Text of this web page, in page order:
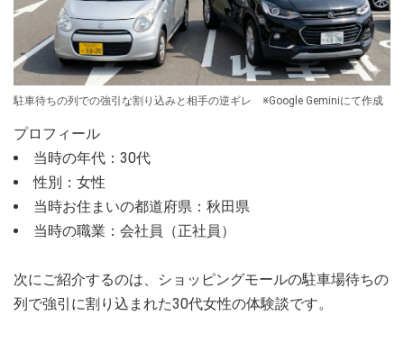
駐車待ちの列での強引な割り込みと相手の逆ギレ ※Google Geminiにて作成
プロフィール
当時の年代：30代
性別：女性
当時お住まいの都道府県：秋田県
当時の職業：会社員（正社員）
次にご紹介するのは、ショッピングモールの駐車場待ちの
列で強引に割り込まれた30代女性の体験談です。